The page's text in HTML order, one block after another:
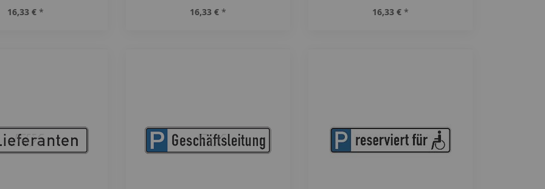
16,33 € *
16,33 € *
16,33 € *